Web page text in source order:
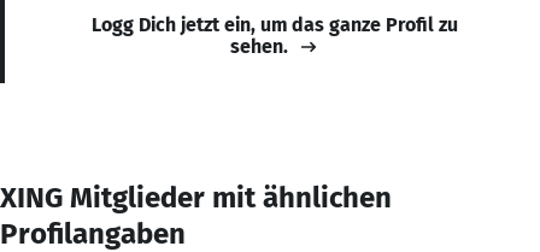
Logg Dich jetzt ein, um das ganze Profil zu
sehen.
XING Mitglieder mit ähnlichen
Profilangaben